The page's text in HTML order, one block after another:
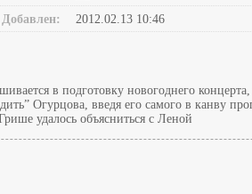
Добавлен: 2012.02.13 10:46
в подготовку новогоднего
Огурцова, введя его самого в канву
удалось объясниться с Леной